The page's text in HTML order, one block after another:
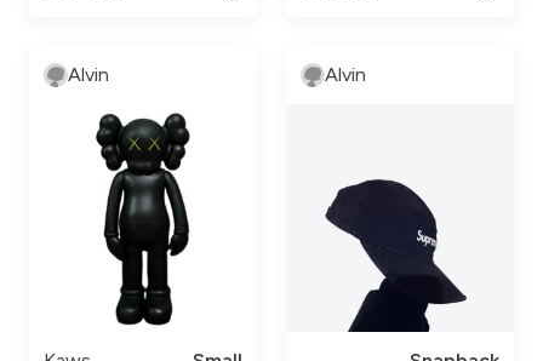
Alvin Alvin